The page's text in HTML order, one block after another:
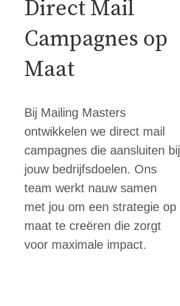
Direct Mail
Campagnes op
Maat
Bij Mailing Masters
ontwikkelen we direct mail
campagnes die aansluiten bij
jouw bedrijfsdoelen. Ons
team werkt nauw samen
met jou om een strategie op
maat te creëren die zorgt
voor maximale impact.